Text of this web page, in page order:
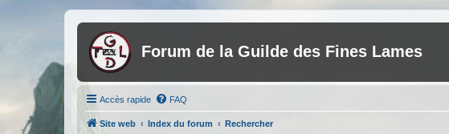
Forum de la Guilde des Fines Lames
Accès rapide FAQ
Site web Index du forum Rechercher